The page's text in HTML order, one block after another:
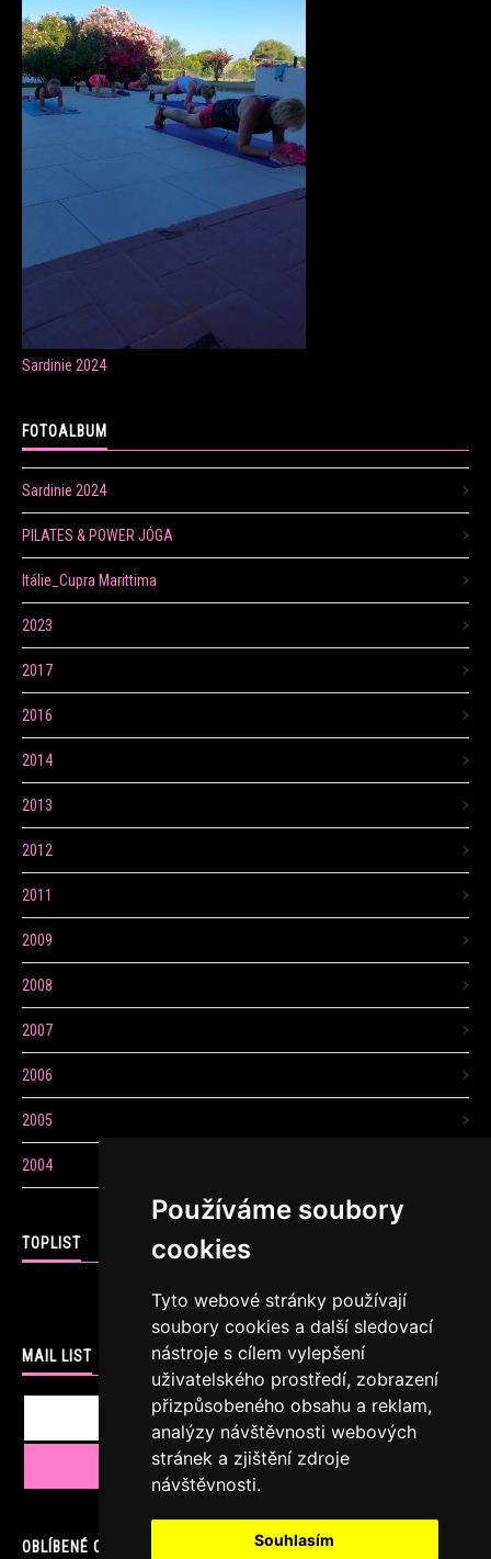
Používáme soubory
cookies
Tyto webové stránky používají
soubory cookies a další sledovací
nástroje s cílem vylepšení
uživatelského prostředí, zobrazení
přizpůsobeného obsahu a reklam,
analýzy návštěvnosti webových
stránek a zjištění zdroje
návštěvnosti.
Souhlasím
CENÍK
ONLINE LEKCE CVIČENÍ
Sardinie 2024
FOTOALBUM
Sardinie 2024
PILATES & POWER JÓGA
Itálie_Cupra Marittima
2023
2017
2016
2014
2013
2012
2011
2009
2008
2007
2006
2005
2004
TOPLIST
MAIL LIST
OBLÍBENÉ ODKAZY